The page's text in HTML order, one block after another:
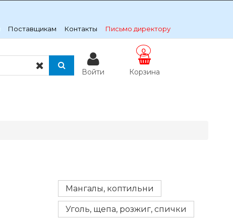
Поставщикам Контакты Письмо директору
Войти Корзина
0
Мангалы, коптильни
Уголь, щепа, розжиг, спички